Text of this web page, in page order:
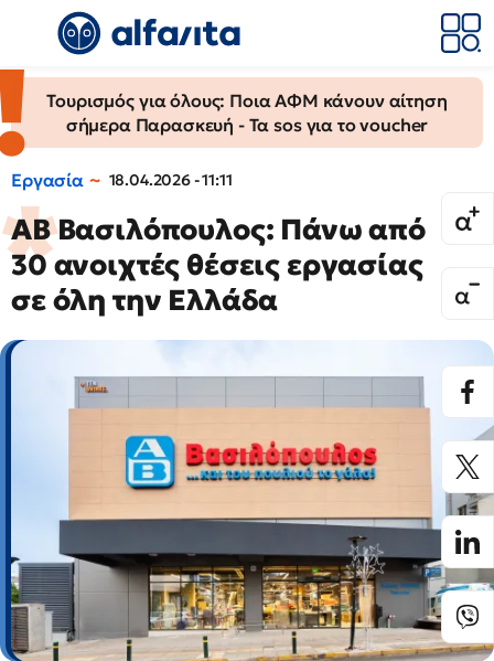
Τουρισμός για όλους: Ποια ΑΦΜ κάνουν αίτηση
σήμερα Παρασκευή - Τα sos για το voucher
Εργασία 18.04.2026 - 11:11
ΑΒ Βασιλόπουλος: Πάνω από
30 ανοιχτές θέσεις εργασίας
σε όλη την Ελλάδα